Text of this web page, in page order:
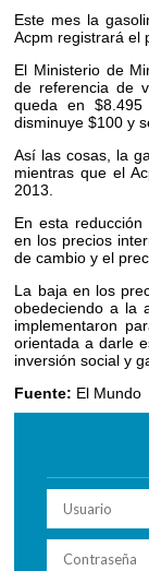
Este mes la
Acpm registrará el
El Ministerio de
de referencia de
queda en
disminuye $100 y
Así las cosas, la
mientras que el
2013.
En esta
en los precios
de cambio y el
La baja en los
obedeciendo a la
implementaron
orientada a darle
inversión social y
Fuente: El Mundo